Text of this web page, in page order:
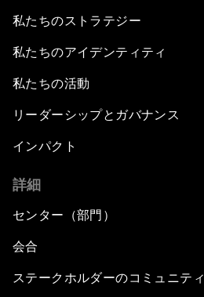
私たちのストラテジー
私たちのアイデンティティ
私たちの活動
リーダーシップとガバナンス
インパクト
詳細
センター（部門）
会合
ステークホルダーのコミュニティ